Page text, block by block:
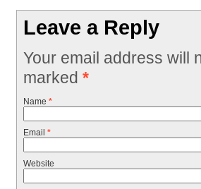
Leave a Reply
Your email address will
marked *
Name *
Email *
Website